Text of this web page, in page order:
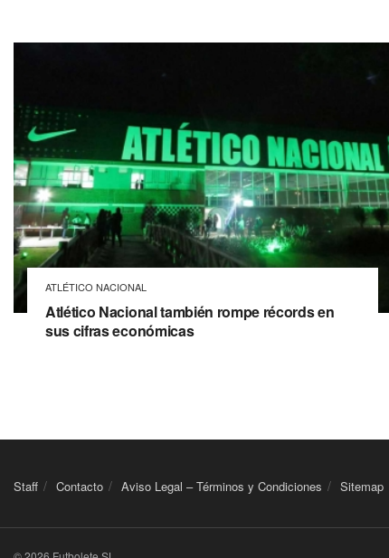
ATLÉTICO NACIONAL
Atlético Nacional también rompe récords en
sus cifras económicas
Staff Contacto Aviso Legal – Términos y Condiciones Sitemap